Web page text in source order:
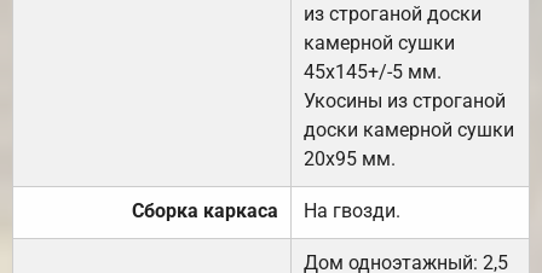
из строганой доски
камерной сушки
45х145+/-5 мм.
Укосины из строганой
доски камерной сушки
20х95 мм.
Сборка каркаса На гвозди.
Дом одноэтажный: 2,5